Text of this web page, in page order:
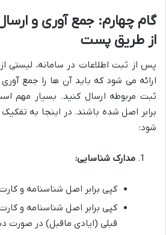
گام چهارم: جمع آوری و
از طریق پست
پس از ثبت اطلاعات در سامانه، لیستی
ارائه می شود که باید آن ها را جمع
ثبت مربوطه ارسال کنید. بسیار مهم
برابر اصل شده باشند. در اینجا به
شود:
مدارک شناسایی:
کپی برابر اصل شناسنامه و
کپی برابر اصل شناسنامه و
قبلی (ایادی ماقبل) در صورت